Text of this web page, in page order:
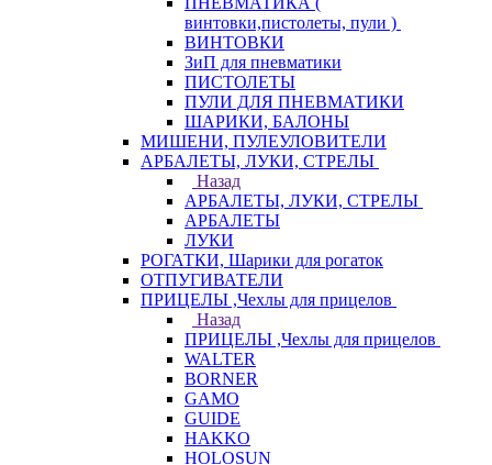
винтовки,пистолеты, пули )
ВИНТОВКИ
ЗиП для пневматики
ПИСТОЛЕТЫ
ПУЛИ ДЛЯ ПНЕВМАТИКИ
ШАРИКИ, БАЛОНЫ
МИШЕНИ, ПУЛЕУЛОВИТЕЛИ
АРБАЛЕТЫ, ЛУКИ, СТРЕЛЫ
Назад
АРБАЛЕТЫ, ЛУКИ, СТРЕЛЫ
АРБАЛЕТЫ
ЛУКИ
РОГАТКИ, Шарики для рогаток
ОТПУГИВАТЕЛИ
ПРИЦЕЛЫ ,Чехлы для прицелов
Назад
ПРИЦЕЛЫ ,Чехлы для прицелов
WALTER
BORNER
GAMO
GUIDE
HAKKO
HOLOSUN